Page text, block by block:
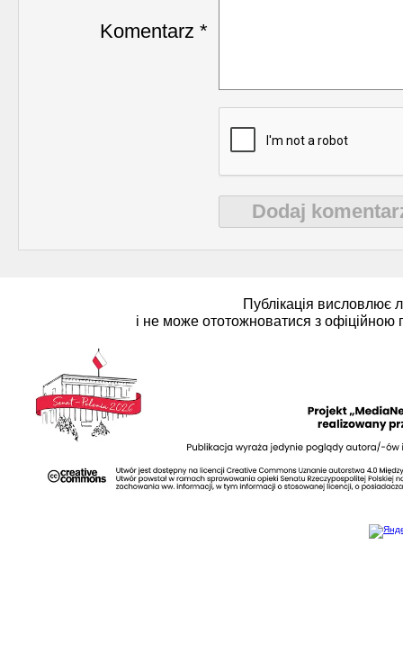
Komentarz *
Dodaj
Публікація висловлює
і не може ототожноватися з офіційною